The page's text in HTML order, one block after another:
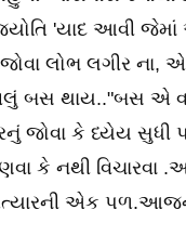
જ્યોતિ 'યાદ આવી
જોવા લોભ લગીર
બસ થાય.."બસ એ
જોવા કે ધ્યેય સુધી
કે નથી
એક